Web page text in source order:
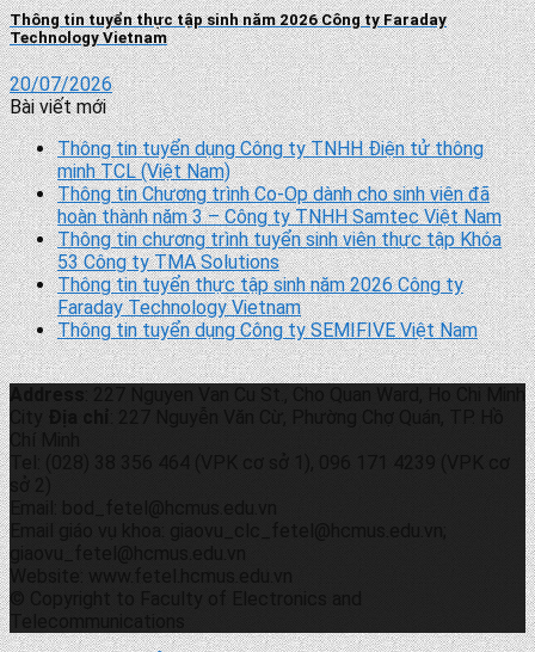
Thông tin tuyển thực tập sinh năm 2026 Công ty Faraday
Technology Vietnam
20/07/2026
Bài viết mới
Thông tin tuyển dụng Công ty TNHH Điện tử thông
minh TCL (Việt Nam)
Thông tin Chương trình Co-Op dành cho sinh viên đã
hoàn thành năm 3 – Công ty TNHH Samtec Việt Nam
Thông tin chương trình tuyển sinh viên thực tập Khóa
53 Công ty TMA Solutions
Thông tin tuyển thực tập sinh năm 2026 Công ty
Faraday Technology Vietnam
Thông tin tuyển dụng Công ty SEMIFIVE Việt Nam
Address
: 227 Nguyen Van Cu St., Cho Quan Ward, Ho Chi Minh
Địa chỉ
: 227 Nguyễn Văn Cừ, Phường Chợ Quán, TP. Hồ
Chí Minh
Tel: (028) 38 356 464 (VPK cơ sở 1), 096 171 4239 (VPK cơ
sở 2)
Email: bod_fetel@hcmus.edu.vn
Email giáo vụ khoa: giaovu_clc_fetel@hcmus.edu.vn;
giaovu_fetel@hcmus.edu.vn
Website: www.fetel.hcmus.edu.vn
© Copyright to Faculty of Electronics and
Telecommunications